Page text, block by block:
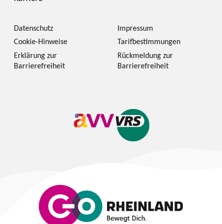
Datenschutz
Impressum
Cookie-Hinweise
Tarifbestimmungen
Erklärung zur
Barrierefreiheit
Rückmeldung zur
Barrierefreiheit